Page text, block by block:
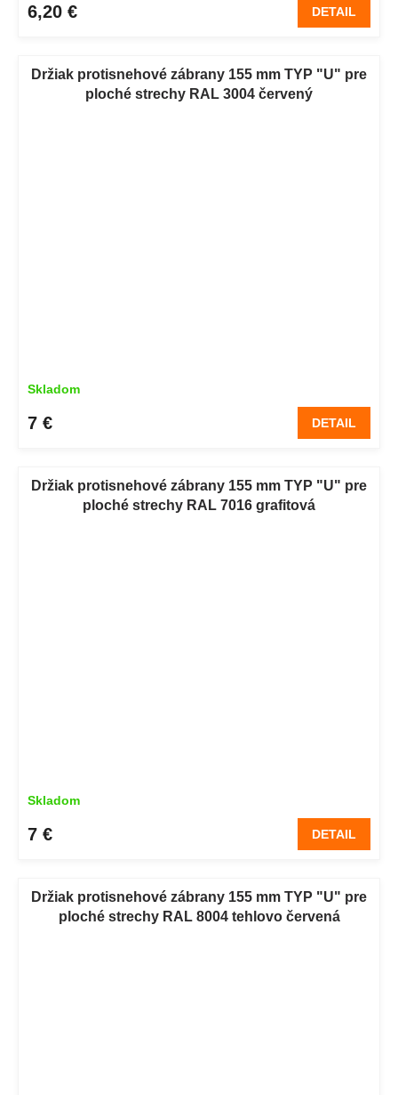
6,20 € DETAIL
Držiak protisnehové zábrany 155 mm TYP "U" pre
ploché strechy RAL 3004 červený
Skladom
7 € DETAIL
Držiak protisnehové zábrany 155 mm TYP "U" pre
ploché strechy RAL 7016 grafitová
Skladom
7 € DETAIL
Držiak protisnehové zábrany 155 mm TYP "U" pre
ploché strechy RAL 8004 tehlovo červená